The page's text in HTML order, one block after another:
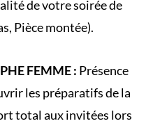
de votresoirée de
Pièce montée).
FEMME : Présence
les préparatifs de la
total aux invitées lors